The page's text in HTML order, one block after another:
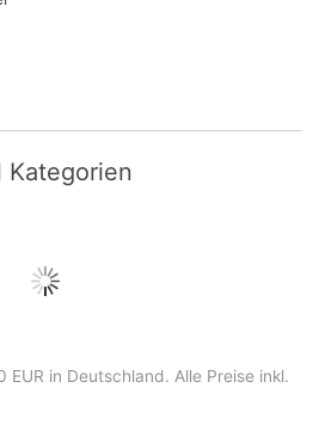
Kategorien
EUR in Deutschland. Alle Preise inkl.